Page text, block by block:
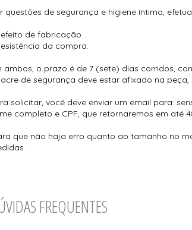
questões de segurança e higiene íntima,
de fabricação
da compra.
ambos, o prazo é de 7 (sete) dias corridos,
de segurança deve estar afixado na peça,
solicitar, você deve enviar um email para:
completo e CPF, que retornaremos em até
que não haja erro quanto ao tamanho no
FREQUENTES